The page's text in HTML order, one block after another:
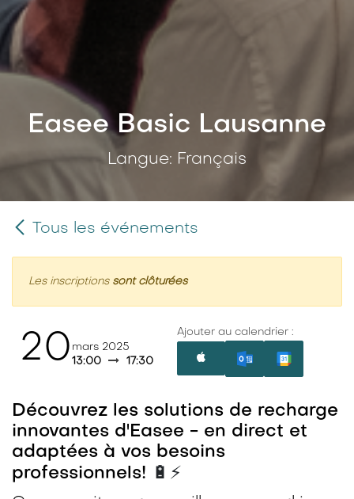
Easee Basic Lausanne
Langue: Français
Tous les événements
Les inscriptions sont clôturées
20 mars 2025
13:00
17:30
Ajouter au calendrier :
Découvrez les solutions de recharge
innovantes d'Easee - en direct et
adaptées à vos besoins
professionnels!
🔋⚡